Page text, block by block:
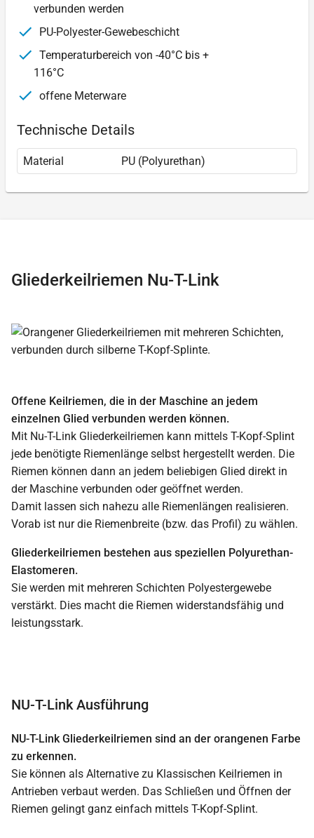
verbunden werden
PU-Polyester-Gewebeschicht
Temperaturbereich von -40°C bis +
116°C
offene Meterware
Technische Details
Material PU (Polyurethan)
Gliederkeilriemen Nu-T-Link
Offene Keilriemen, die in der Maschine an jedem
einzelnen Glied verbunden werden können.
Mit Nu-T-Link Gliederkeilriemen kann mittels T-Kopf-Splint
jede benötigte Riemenlänge selbst hergestellt werden. Die
Riemen können dann an jedem beliebigen Glied direkt in
der Maschine verbunden oder geöffnet werden.
Damit lassen sich nahezu alle Riemenlängen realisieren.
Vorab ist nur die Riemenbreite (bzw. das Profil) zu wählen.
Gliederkeilriemen bestehen aus speziellen Polyurethan-
Elastomeren.
Sie werden mit mehreren Schichten Polyestergewebe
verstärkt. Dies macht die Riemen widerstandsfähig und
leistungsstark.
NU-T-Link Ausführung
NU-T-Link Gliederkeilriemen sind an der orangenen Farbe
zu erkennen.
Sie können als Alternative zu Klassischen Keilriemen in
Antrieben verbaut werden. Das Schließen und Öffnen der
Riemen gelingt ganz einfach mittels T-Kopf-Splint.